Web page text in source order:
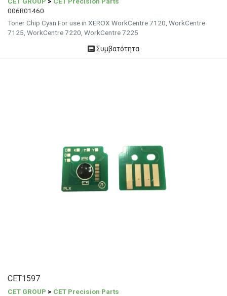
006R01460
Toner Chip Cyan For use in XEROX WorkCentre 7120, WorkCentre
7125, WorkCentre 7220, WorkCentre 7225
Συμβατότητα
CET1597
CET GROUP > CET Precision Parts